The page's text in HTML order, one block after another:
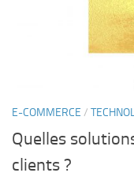
E-COMMERCE /
Quelles
clients ?